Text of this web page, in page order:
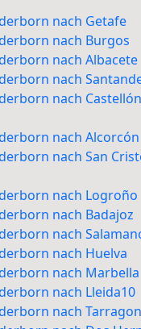
nach Getafe
nach Burgos
nach Albacete
nach
nach
nach Alcorcón
nach San
nach Logroño
nach Badajoz
nach
nach Huelva
nach Marbella
nach Lleida10
nach